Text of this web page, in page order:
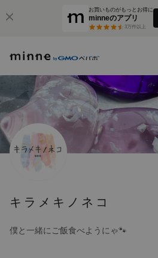
お買いものがもっとお得に
minneのアプリ
3万件以上
キラメキノネコ
僕と一緒にご飯食べようにゃ🐾